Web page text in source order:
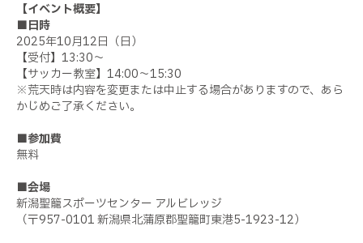
【イベント概要】
■日時
2025年10月12日（日）
【受付】13:30～
【サッカー教室】14:00～15:30
※荒天時は内容を変更または中止する場合がありますので、あら
かじめご了承ください。
■参加費
無料
■会場
新潟聖籠スポーツセンター アルビレッジ
（〒957-0101 新潟県北蒲原郡聖籠町東港5-1923-12）